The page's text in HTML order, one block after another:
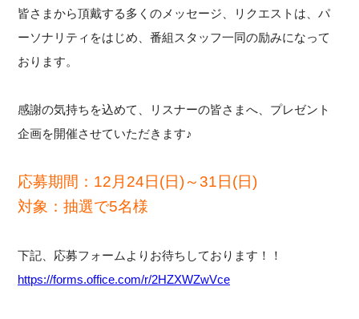
皆さまから頂戴する多くのメッセージ、リクエストは、パ
ーソナリティをはじめ、番組スタッフ一同の励みになって
おります。
感謝の気持ちを込めて、リスナーの皆さまへ、プレゼント
企画を開催させていただきます♪
応募期間：12月24日(日)～31日(日)
対象：抽選で5名様
下記、応募フォームよりお待ちしております！！
https://forms.office.com/r/2HZXWZwVce